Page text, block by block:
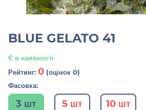
BLUE GELATO 41
Є в наявності
Рейтинг: 0 (оцінок 0)
Фасовка:
3 шт 5 шт 10 шт